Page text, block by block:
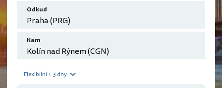
Odkud
Kam
Flexibilní ± 3 dny